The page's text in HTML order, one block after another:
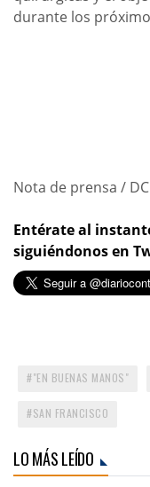
durante los
Nota de prensa /
Entérate al
siguiéndonos en
"EN BUENAS MANOS"
SAN FRANCISCO
LO MÁS LEÍDO